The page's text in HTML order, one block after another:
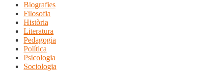
Biografies
Filosofia
Història
Literatura
Pedagogia
Política
Psicologia
Sociologia